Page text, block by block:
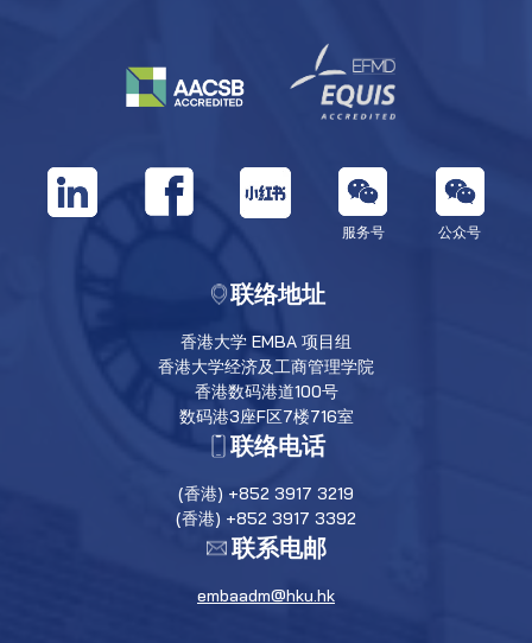
服务号 公众号
联络地址
香港大学 EMBA 项目组
香港大学经济及工商管理学院
香港数码港道100号
数码港3座F区7楼716室
联络电话
(香港) +852 3917 3219
(香港) +852 3917 3392
联系电邮
embaadm@hku.hk